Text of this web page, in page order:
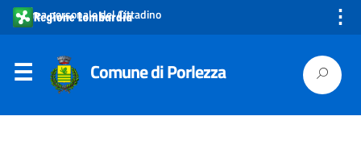
Area personale del Cittadino ⋮
Comune di Porlezza